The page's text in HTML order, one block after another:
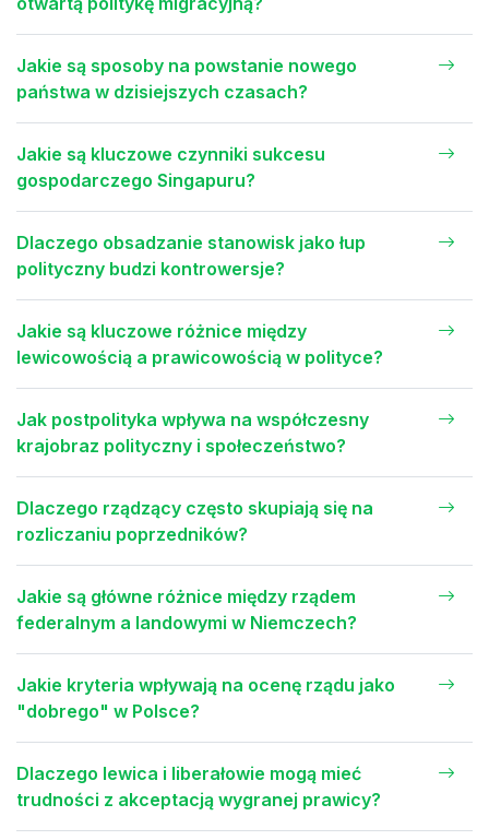
Jakie są sposoby na powstanie nowego
państwa w dzisiejszych czasach?
Jakie są kluczowe czynniki sukcesu
gospodarczego Singapuru?
Dlaczego obsadzanie stanowisk jako łup
polityczny budzi kontrowersje?
Jakie są kluczowe różnice między
lewicowością a prawicowością w polityce?
Jak postpolityka wpływa na współczesny
krajobraz polityczny i społeczeństwo?
Dlaczego rządzący często skupiają się na
rozliczaniu poprzedników?
Jakie są główne różnice między rządem
federalnym a landowymi w Niemczech?
Jakie kryteria wpływają na ocenę rządu jako
"dobrego" w Polsce?
Dlaczego lewica i liberałowie mogą mieć
trudności z akceptacją wygranej prawicy?